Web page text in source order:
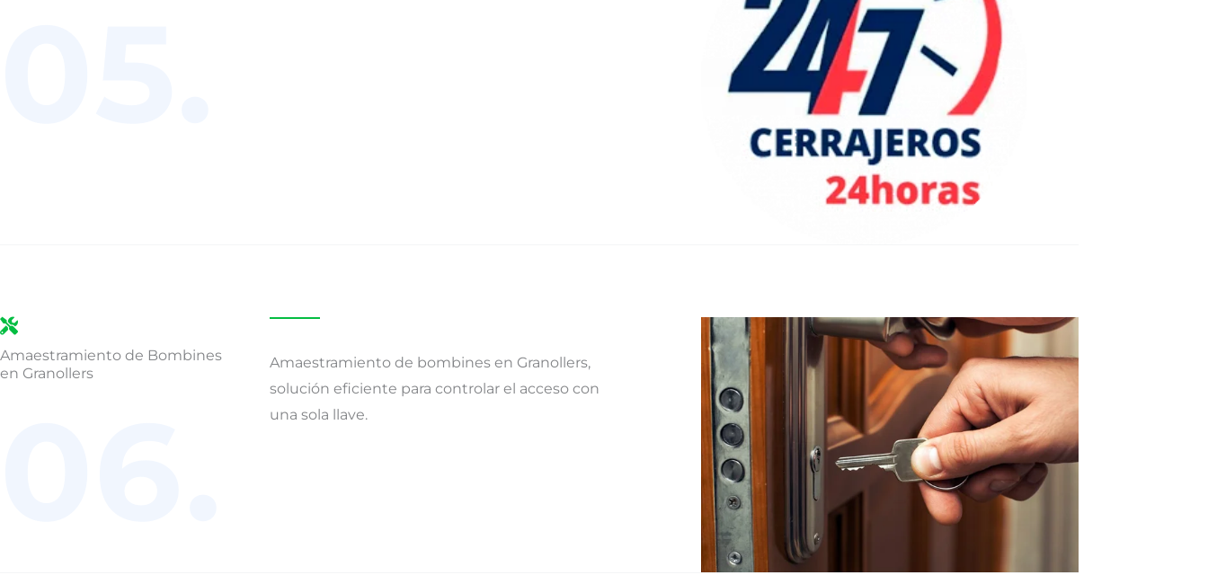
Amaestramiento de Bombines
en Granollers
Amaestramiento de bombines en Granollers,
solución eficiente para controlar el acceso con
una sola llave.